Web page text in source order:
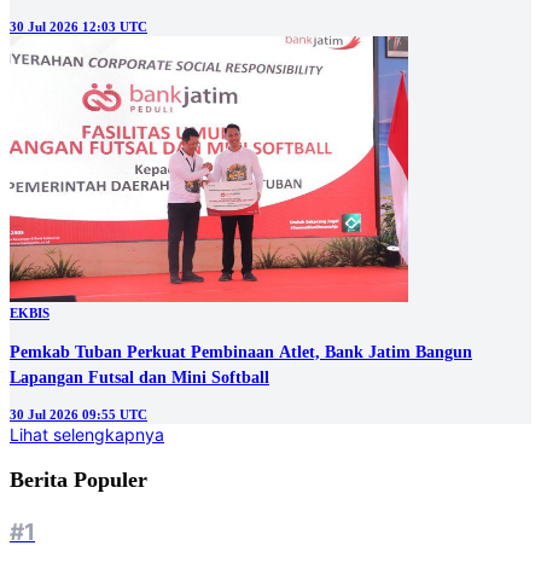
30 Jul 2026 12:03 UTC
EKBIS
Pemkab Tuban Perkuat Pembinaan Atlet, Bank Jatim Bangun
Lapangan Futsal dan Mini Softball
30 Jul 2026 09:55 UTC
Lihat selengkapnya
Berita Populer
#1